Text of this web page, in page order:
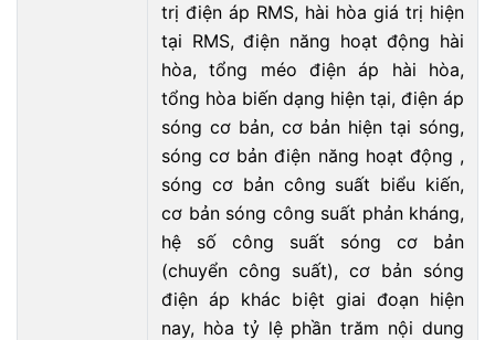
trị điện áp RMS, hài hòa giá trị hiện
tại RMS, điện năng hoạt động hài
hòa, tổng méo điện áp hài hòa,
tổng hòa biến dạng hiện tại, điện áp
sóng cơ bản, cơ bản hiện tại sóng,
sóng cơ bản điện năng hoạt động ,
sóng cơ bản công suất biểu kiến,
cơ bản sóng công suất phản kháng,
hệ số công suất sóng cơ bản
(chuyển công suất), cơ bản sóng
điện áp khác biệt giai đoạn hiện
nay, hòa tỷ lệ phần trăm nội dung